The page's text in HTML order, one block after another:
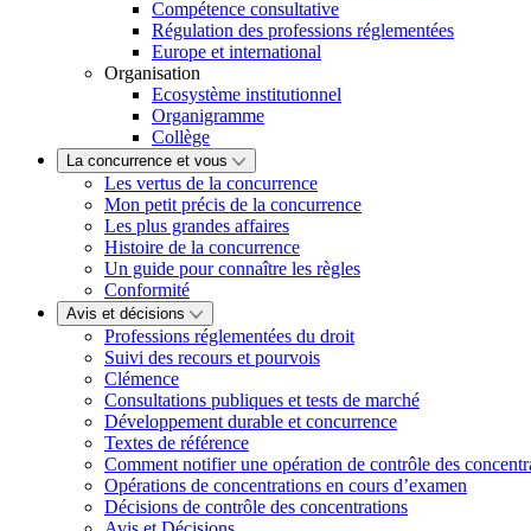
Compétence consultative
Régulation des professions réglementées
Europe et international
Organisation
Ecosystème institutionnel
Organigramme
Collège
La concurrence et vous
Les vertus de la concurrence
Mon petit précis de la concurrence
Les plus grandes affaires
Histoire de la concurrence
Un guide pour connaître les règles
Conformité
Avis et décisions
Professions réglementées du droit
Suivi des recours et pourvois
Clémence
Consultations publiques et tests de marché
Développement durable et concurrence
Textes de référence
Comment notifier une opération de contrôle des
Opérations de concentrations en cours d’examen
Décisions de contrôle des concentrations